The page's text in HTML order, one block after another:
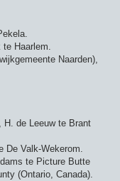
te Haarlem.
Naarden),
de Leeuw te Brant
De Valk-Wekerom.
te Picture Butte
(Ontario, Canada).